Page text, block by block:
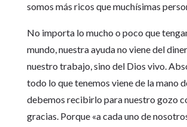
somos más ricos que muchísimas
No importa lo mucho o poco que
mundo, nuestra ayuda no viene del
nuestro trabajo, sino del Dios vivo.
todo lo que tenemos viene de la mano
debemos recibirlo para nuestro gozo
gracias. Porque «a cada uno de